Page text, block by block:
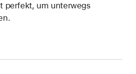
perfekt, um unterwegs